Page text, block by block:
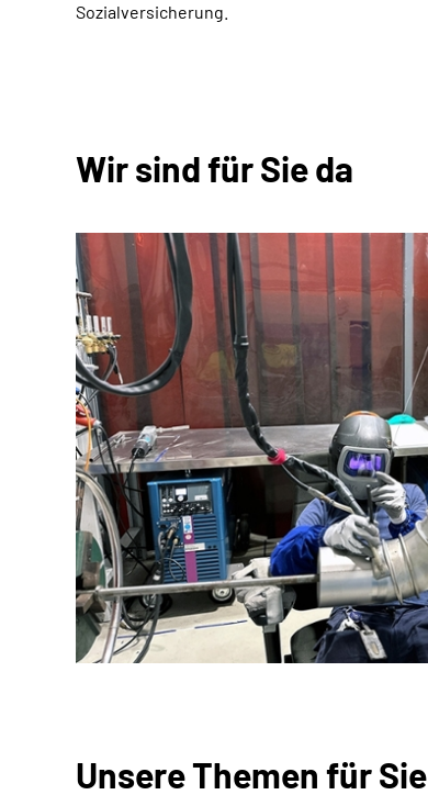
Sozialversicherung.
Wir sind für Sie da
Unsere Themen für Sie